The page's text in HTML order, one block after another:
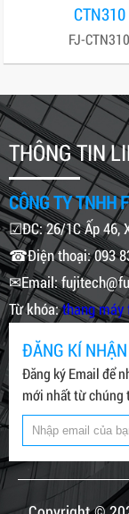
CTN310
FJ-CTN310
THÔNG TIN
CÔNG TY TNHH
☑ĐC: 26/1C Ấp 46,
☎Điện thoại: 093
✉Email:
Từ khóa:thang máy
ĐĂNG KÍ
Đăng ký Email để
mới nhất từ chúng